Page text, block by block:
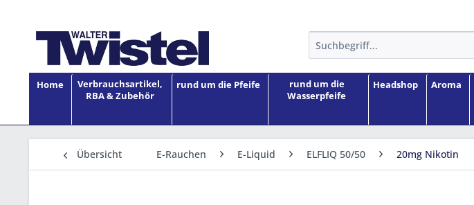
Home
Verbrauchsartikel,
RBA & Zubehör
rund um die Pfeife
rund um die
Wasserpfeife
Headshop Aroma
Übersicht E-Rauchen E-Liquid ELFLIQ 50/50 20mg Nikotin